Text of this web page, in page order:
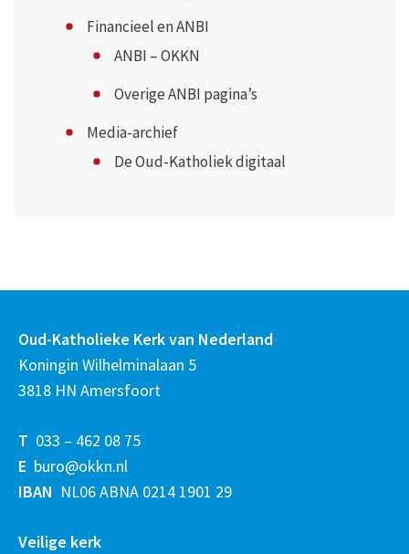
Financieel en ANBI
ANBI – OKKN
Overige ANBI pagina’s
Media-archief
De Oud-Katholiek digitaal
Oud-Katholieke Kerk van Nederland
Koningin Wilhelminalaan 5
3818 HN Amersfoort
T 033 – 462 08 75
E buro@okkn.nl
IBAN NL06 ABNA 0214 1901 29
Veilige kerk